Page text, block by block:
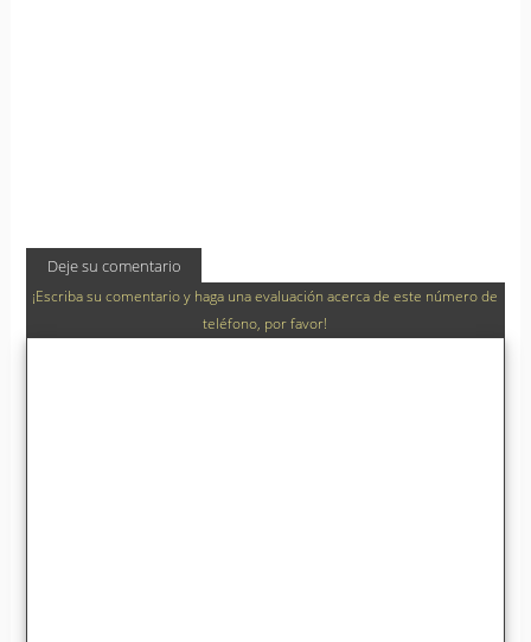
Deje su comentario
¡Escriba su comentario y haga una evaluación acerca de este número de
teléfono, por favor!